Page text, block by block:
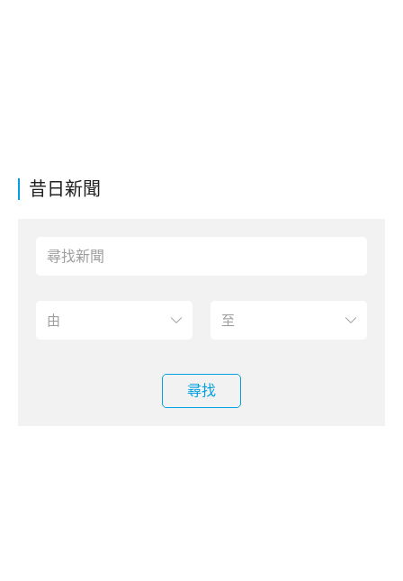
昔日新聞
尋找